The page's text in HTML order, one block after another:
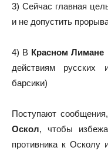
3) Сейчас главная
и не допустить
4) В Красном Лимане
действиям русских
барсики)
Поступают
Оскол, чтобы
противника к Осколу